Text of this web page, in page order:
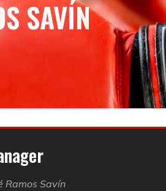
SAVÍN
Ramos Savín